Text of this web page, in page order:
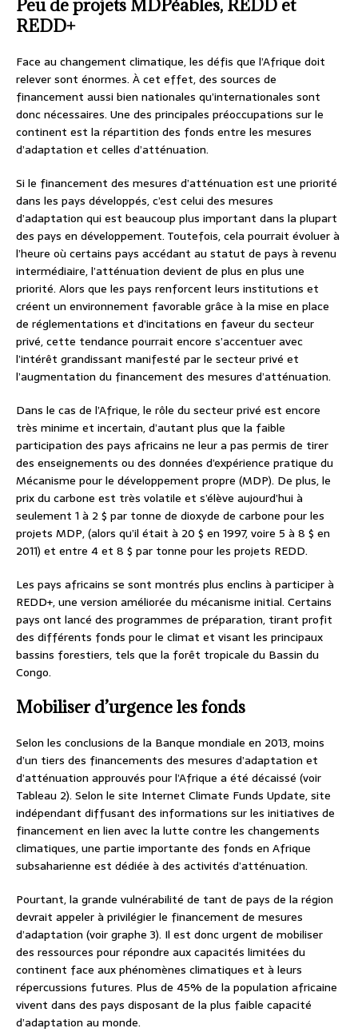
Peu de projets MDPéables, REDD et
REDD+
Face au changement climatique, les défis que l’Afrique doit
relever sont énormes. À cet effet, des sources de
financement aussi bien nationales qu’internationales sont
donc nécessaires. Une des principales préoccupations sur le
continent est la répartition des fonds entre les mesures
d’adaptation et celles d’atténuation.
Si le financement des mesures d’atténuation est une priorité
dans les pays développés, c’est celui des mesures
d’adaptation qui est beaucoup plus important dans la plupart
des pays en développement. Toutefois, cela pourrait évoluer à
l’heure où certains pays accédant au statut de pays à revenu
intermédiaire, l’atténuation devient de plus en plus une
priorité. Alors que les pays renforcent leurs institutions et
créent un environnement favorable grâce à la mise en place
de réglementations et d’incitations en faveur du secteur
privé, cette tendance pourrait encore s’accentuer avec
l’intérêt grandissant manifesté par le secteur privé et
l’augmentation du financement des mesures d’atténuation.
Dans le cas de l’Afrique, le rôle du secteur privé est encore
très minime et incertain, d’autant plus que la faible
participation des pays africains ne leur a pas permis de tirer
des enseignements ou des données d’expérience pratique du
Mécanisme pour le développement propre (MDP). De plus, le
prix du carbone est très volatile et s’élève aujourd’hui à
seulement 1 à 2 $ par tonne de dioxyde de carbone pour les
projets MDP, (alors qu’il était à 20 $ en 1997, voire 5 à 8 $ en
2011) et entre 4 et 8 $ par tonne pour les projets REDD.
Les pays africains se sont montrés plus enclins à participer à
REDD+, une version améliorée du mécanisme initial. Certains
pays ont lancé des programmes de préparation, tirant profit
des différents fonds pour le climat et visant les principaux
bassins forestiers, tels que la forêt tropicale du Bassin du
Congo.
Mobiliser d’urgence les fonds
Selon les conclusions de la Banque mondiale en 2013, moins
d’un tiers des financements des mesures d’adaptation et
d’atténuation approuvés pour l’Afrique a été décaissé (voir
Tableau 2). Selon le site Internet Climate Funds Update, site
indépendant diffusant des informations sur les initiatives de
financement en lien avec la lutte contre les changements
climatiques, une partie importante des fonds en Afrique
subsaharienne est dédiée à des activités d’atténuation.
Pourtant, la grande vulnérabilité de tant de pays de la région
devrait appeler à privilégier le financement de mesures
d’adaptation (voir graphe 3). Il est donc urgent de mobiliser
des ressources pour répondre aux capacités limitées du
continent face aux phénomènes climatiques et à leurs
répercussions futures. Plus de 45% de la population africaine
vivent dans des pays disposant de la plus faible capacité
d’adaptation au monde.